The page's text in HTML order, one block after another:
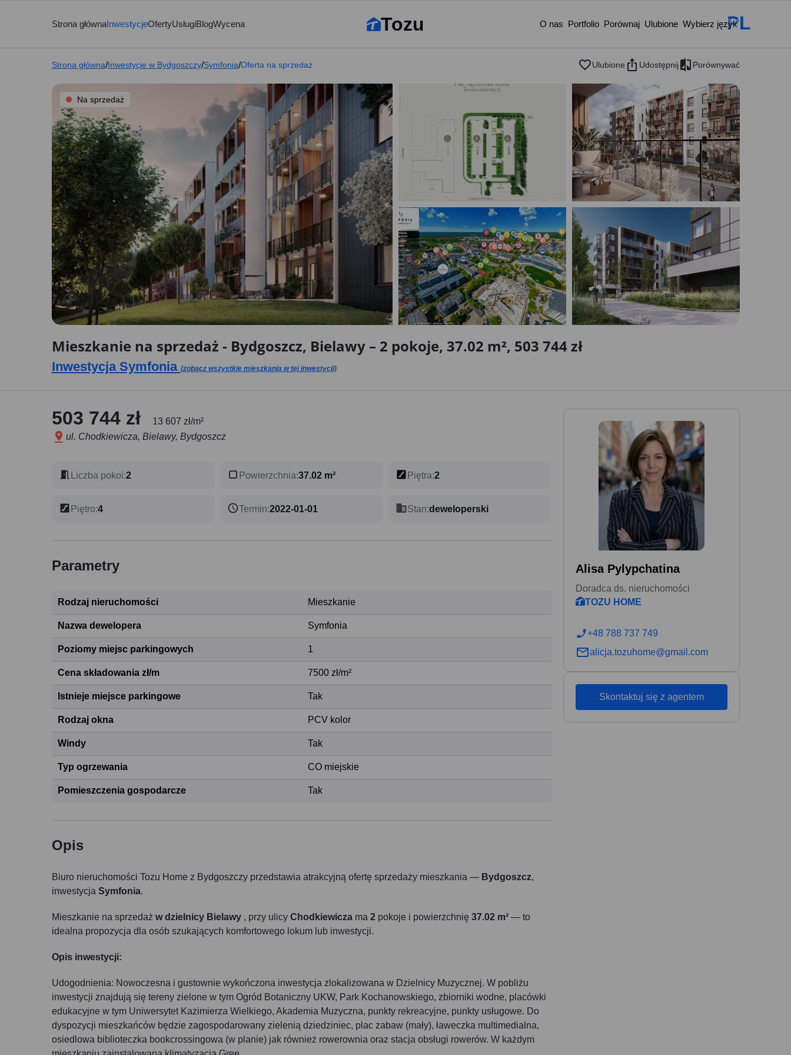
Strona głównaInwestycjeOfertyUsługiBlogWycena Tozu O nas Portfolio Porównaj Ulubione Wybierz językPL
Strona główna/Inwestycje w Bydgoszczy/Symfonia/Oferta na sprzedaż Ulubione Udostępnij Porównywać
Na sprzedaż
Mieszkanie na sprzedaż - Bydgoszcz, Bielawy – 2 pokoje, 37.02 m², 503 744 zł
Inwestycja Symfonia (zobacz wszystkie mieszkania w tej inwestycji)
503 744 zł
13 607 zł/m²
ul. Chodkiewicza, Bielawy, Bydgoszcz
Liczba pokoi:2 Powierzchnia:37.02 m² Piętra:2
Piętro:4 Termin:2022-01-01 Stan:deweloperski
Parametry
Rodzaj nieruchomości Mieszkanie
Nazwa dewelopera Symfonia
Poziomy miejsc parkingowych 1
Cena składowania zł/m 7500 zł/m²
Istnieje miejsce parkingowe Tak
Rodzaj okna PCV kolor
Windy Tak
Typ ogrzewania CO miejskie
Pomieszczenia gospodarcze Tak
Opis
Biuro nieruchomości Tozu Home z Bydgoszczy przedstawia atrakcyjną ofertę sprzedaży mieszkania — Bydgoszcz,
inwestycja Symfonia.
Mieszkanie na sprzedaż w dzielnicy Bielawy , przy ulicy Chodkiewiczama 2pokoje i powierzchnię 37.02 m²— to
idealna propozycja dla osób szukających komfortowego lokum lub inwestycji.
Opis inwestycji:
Udogodnienia: Nowoczesna i gustownie wykończona inwestycja zlokalizowana w Dzielnicy Muzycznej. W pobliżu
inwestycji znajdują się tereny zielone w tym Ogród Botaniczny UKW, Park Kochanowskiego, zbiorniki wodne, placówki
edukacyjne w tym Uniwersytet Kazimierza Wielkiego, Akademia Muzyczna, punkty rekreacyjne, punkty usługowe. Do
dyspozycji mieszkańców będzie zagospodarowany zielenią dziedziniec, plac zabaw (mały), ławeczka multimedialna,
osiedlowa biblioteczka bookcrossingowa (w planie) jak również rowerownia oraz stacja obsługi rowerów. W każdym
Alisa Pylypchatina
Doradca ds. nieruchomości
TOZU HOME
+48 788 737 749
alicja.tozuhome@gmail.com
Skontaktuj się z agentem